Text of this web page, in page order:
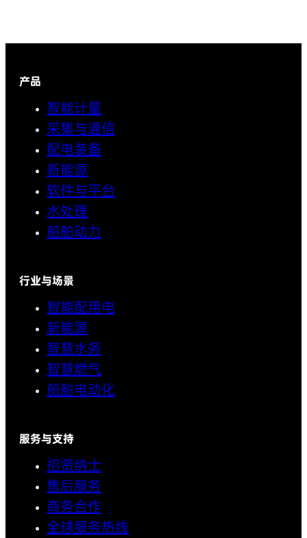
产品
智能计量
采集与通信
配电装备
新能源
软件与平台
水处理
船舶动力
行业与场景
智能配用电
新能源
智慧水务
智慧燃气
船舶电动化
服务与支持
招贤纳士
售后服务
商务合作
全球服务热线